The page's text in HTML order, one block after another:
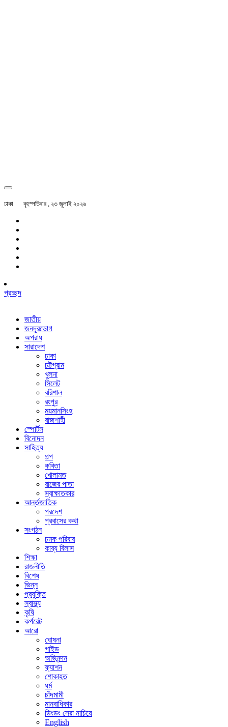
ঢাকা বৃহস্পতিবার , ২৩ জুলাই ২০২৬
প্রচ্ছদ
জাতীয়
জনদূরভোগ
অপরাধ
সারাদেশ
ঢাকা
চট্টগ্রাম
খুলনা
সিলেট
বরিশাল
রংপুর
ময়মানসিংহ
রাজশাহী
স্পোর্টস
বিনোদন
সাহিত্য
গল্প
কবিতা
খোলামত
রাজের পাতা
স্বাক্ষাতকার
আর্ন্তজাতিক
পরদেশ
প্রবাসের কথা
সংগঠন
চমক পরিবার
কাব্য বিলাস
শিক্ষা
রাজনীতি
বিশেষ
ভিন্ন
প্রযুক্তি
স্বাস্থ্য
কৃষি
কর্পরেট
আরো
ঘোষনা
গাইড
অভিনন্দন
ফ্যাশন
শোকাহত
ধর্ম
চাঁদমামী
মানবাধিকার
ডিংডং সেরা নাচিয়ে
English